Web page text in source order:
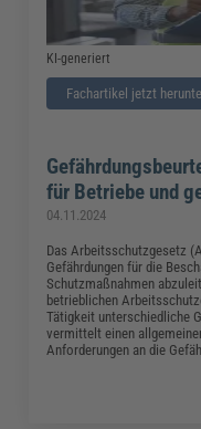
KI-generiert
Fachartikel jetzt
für Betriebe und
04.11.2024
Das Arbeitsschutzgesetz
Gefährdungen für die
Schutzmaßnahmen
betrieblichen
Tätigkeit unterschiedliche
vermittelt einen
Anforderungen an die